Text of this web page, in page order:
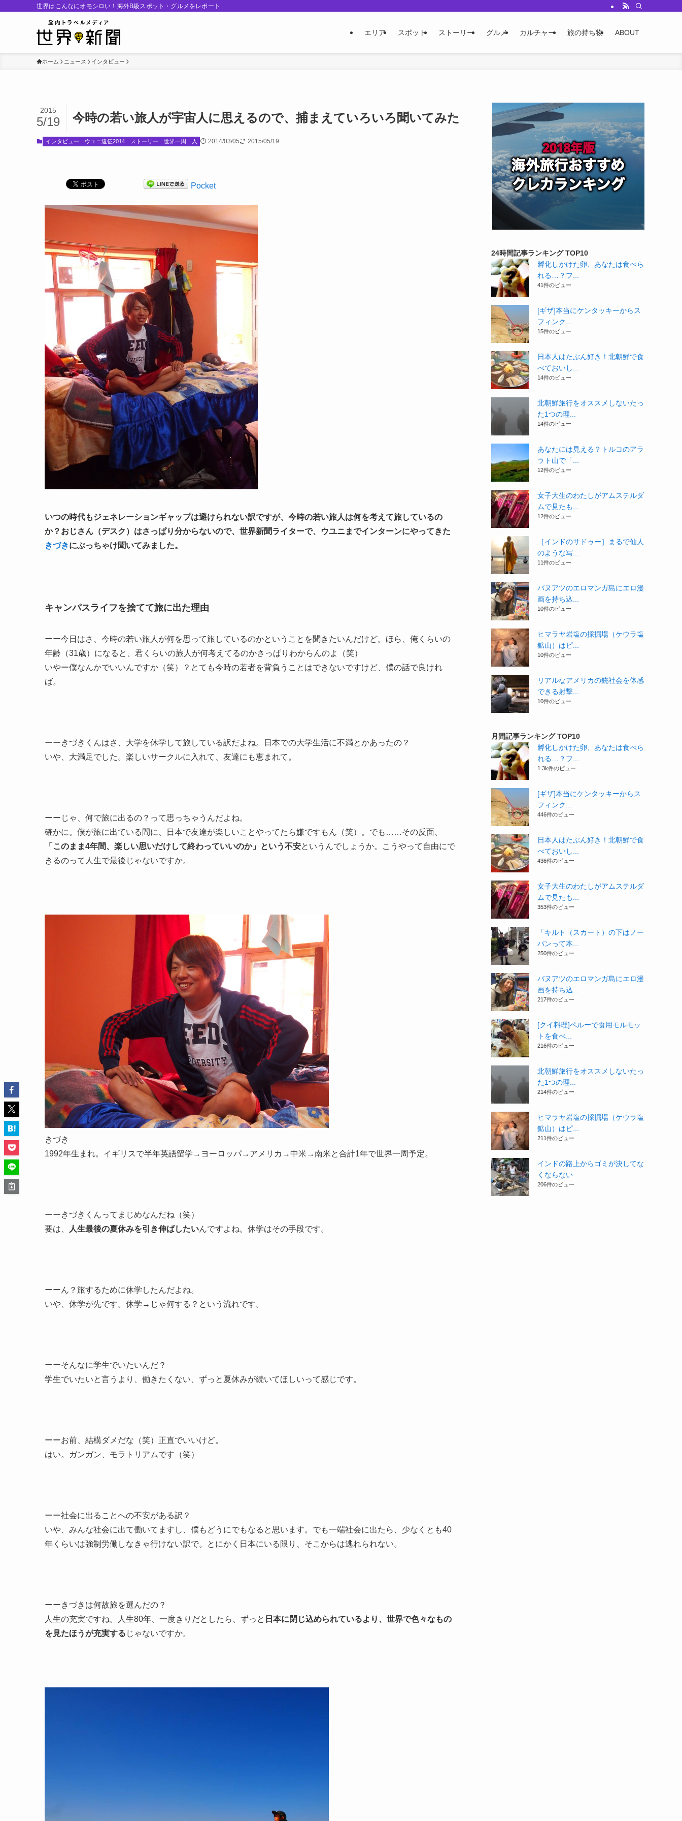
世界はこんなにオモシロい！海外B級スポット・グルメをレポート
エリア スポット ストーリー グルメ カルチャー 旅の持ち物 ABOUT
ホーム ニュース インタビュー
今時の若い旅人が宇宙人に思えるので、捕まえていろいろ聞いてみた
2015
5/19
インタビュー ウユニ遠征2014 ストーリー 世界一周 人 2014/03/05 2015/05/19
Pocket
いつの時代もジェネレーションギャップは避けられない訳ですが、今時の若い旅人は何を考えて旅しているの
か？おじさん（デスク）はさっぱり分からないので、世界新聞ライターで、ウユニまでインターンにやってきた
きづきにぶっちゃけ聞いてみました。
キャンパスライフを捨てて旅に出た理由
ーー今日はさ、今時の若い旅人が何を思って旅しているのかということを聞きたいんだけど。ほら、俺くらいの
年齢（31歳）になると、君くらいの旅人が何考えてるのかさっぱりわからんのよ（笑）
いやー僕なんかでいいんですか（笑）？とても今時の若者を背負うことはできないですけど、僕の話で良けれ
ば。
ーーきづきくんはさ、大学を休学して旅している訳だよね。日本での大学生活に不満とかあったの？
いや、大満足でした。楽しいサークルに入れて、友達にも恵まれて。
ーーじゃ、何で旅に出るの？って思っちゃうんだよね。
確かに。僕が旅に出ている間に、日本で友達が楽しいことやってたら嫌ですもん（笑）。でも……その反面、
「このまま4年間、楽しい思いだけして終わっていいのか」という不安というんでしょうか。こうやって自由にで
きるのって人生で最後じゃないですか。
きづき
1992年生まれ。 イギリスで半年英語留学→ヨーロッパ→アメリカ→中米→南米と合計1年で世界一周予定。
ーーきづきくんってまじめなんだね（笑）
要は、
人生最後の夏休みを引き伸ばしたいんですよね。休学はその手段です。
ーーん？旅するために休学したんだよね。
いや、休学が先です。休学→じゃ何する？という流れです。
ーーそんなに学生でいたいんだ？
学生でいたいと言うより、働きたくない、ずっと夏休みが続いてほしいって感じです。
ーーお前、結構ダメだな（笑）正直でいいけど。
はい。ガンガン、モラトリアムです（笑）
ーー社会に出ることへの不安がある訳？
いや、みんな社会に出て働いてますし、僕もどうにでもなると思います。でも一端社会に出たら、少なくとも40
年くらいは強制労働しなきゃ行けない訳で。とにかく日本にいる限り、そこからは逃れられない。
ーーきづきは何故旅を選んだの？
人生の充実ですね。人生80年、一度きりだとしたら、ずっと 日本に閉じ込められているより、世界で色々なもの
を見たほうが充実する じゃないですか。
24時間記事ランキング TOP10
孵化しかけた卵、あなたは食べら
れる…？フ...
41件のビュー
[ギザ]本当にケンタッキーからス
フィンク...
15件のビュー
日本人はたぶん好き！北朝鮮で食
べておいし...
14件のビュー
北朝鮮旅行をオススメしないたっ
た1つの理...
14件のビュー
あなたには見える？トルコのアラ
ラト山で「...
12件のビュー
女子大生のわたしがアムステルダ
ムで見たも...
12件のビュー
［インドのサドゥー］まるで仙人
のような写...
11件のビュー
バヌアツのエロマンガ島にエロ漫
画を持ち込...
10件のビュー
ヒマラヤ岩塩の採掘場（ケウラ塩
鉱山）はピ...
10件のビュー
リアルなアメリカの銃社会を体感
できる射撃...
10件のビュー
月間記事ランキング TOP10
孵化しかけた卵、あなたは食べら
れる…？フ...
1.3k件のビュー
[ギザ]本当にケンタッキーからス
フィンク...
446件のビュー
日本人はたぶん好き！北朝鮮で食
べておいし...
436件のビュー
女子大生のわたしがアムステルダ
ムで見たも...
353件のビュー
「キルト（スカート）の下はノー
パンって本...
250件のビュー
バヌアツのエロマンガ島にエロ漫
画を持ち込...
217件のビュー
[クイ料理]ペルーで食用モルモッ
トを食べ...
216件のビュー
北朝鮮旅行をオススメしないたっ
た1つの理...
214件のビュー
ヒマラヤ岩塩の採掘場（ケウラ塩
鉱山）はピ...
211件のビュー
インドの路上からゴミが決してな
くならない...
206件のビュー